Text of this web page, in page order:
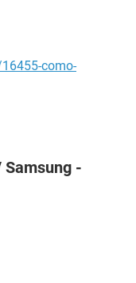
como-
Samsung -